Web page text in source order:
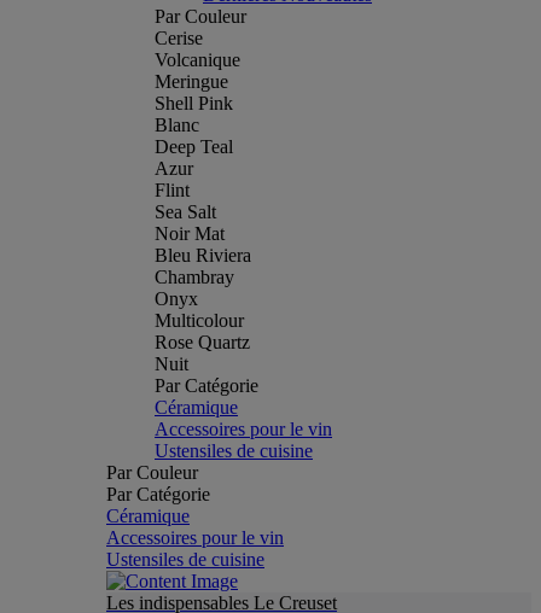
Par Couleur
Cerise
Volcanique
Meringue
Shell Pink
Blanc
Deep Teal
Azur
Flint
Sea Salt
Noir Mat
Bleu Riviera
Chambray
Onyx
Multicolour
Rose Quartz
Nuit
Par Catégorie
Céramique
Accessoires pour le vin
Ustensiles de cuisine
Par Couleur
Par Catégorie
Céramique
Accessoires pour le vin
Ustensiles de cuisine
Les indispensables Le Creuset